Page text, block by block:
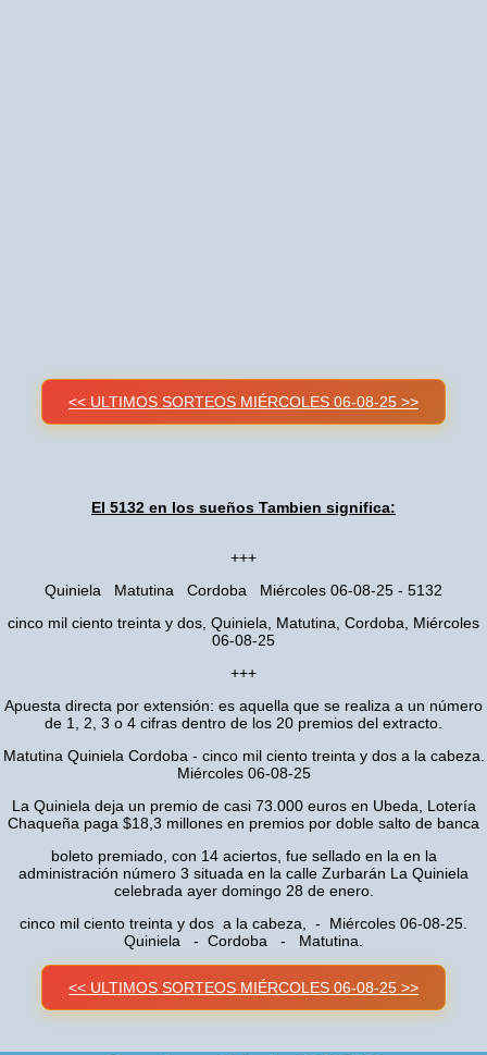
<< ULTIMOS SORTEOS MIÉRCOLES 06-08-25 >>
El 5132 en los sueños Tambien significa:
+++
Quiniela Matutina Cordoba Miércoles 06-08-25 - 5132
cinco mil ciento treinta y dos, Quiniela, Matutina, Cordoba, Miércoles
06-08-25
+++
Apuesta directa por extensión: es aquella que se realiza a un número
de 1, 2, 3 o 4 cifras dentro de los 20 premios del extracto.
Matutina Quiniela Cordoba - cinco mil ciento treinta y dos a la cabeza.
Miércoles 06-08-25
La Quiniela deja un premio de casi 73.000 euros en Ubeda, Lotería
Chaqueña paga $18,3 millones en premios por doble salto de banca
boleto premiado, con 14 aciertos, fue sellado en la en la
administración número 3 situada en la calle Zurbarán La Quiniela
celebrada ayer domingo 28 de enero.
cinco mil ciento treinta y dos a la cabeza, - Miércoles 06-08-25.
Quiniela - Cordoba - Matutina.
<< ULTIMOS SORTEOS MIÉRCOLES 06-08-25 >>